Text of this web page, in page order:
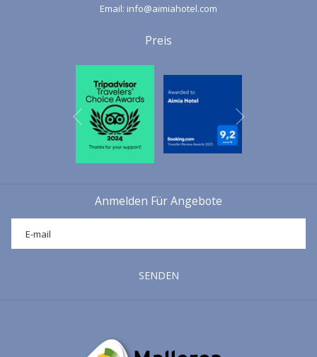
Email: info@aimiahotel.com
Preis
Vorherige
Anmelden Für Angebote
SENDEN